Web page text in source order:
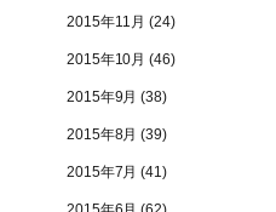
2015年11月 (24)
2015年10月 (46)
2015年9月 (38)
2015年8月 (39)
2015年7月 (41)